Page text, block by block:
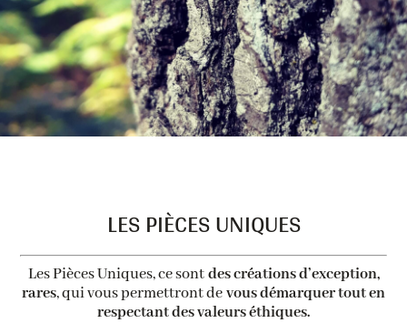
LES PIÈCES UNIQUES
Les Pièces Uniques, ce sontdes créations d’exception,
rares, qui vous permettront devous démarquer tout en
respectant des valeurs éthiques.